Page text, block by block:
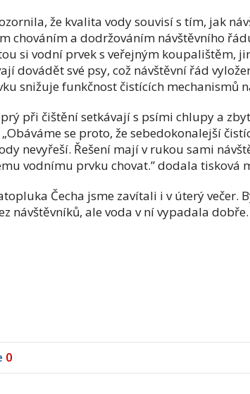
že kvalita vody souvisí s tím, jak
chováním a dodržováním návštěvního
si vodní prvek s veřejným koupalištěm,
dovádět své psy, což návštěvní řád
snižuje funkčnost čistících mechanismů
při čištění setkávají s psími chlupy a
se proto, že sebedokonalejší
nevyřeší. Řešení mají v rukou sami
vodnímu prvku chovat.” dodala tisková
Čecha jsme zavítali i v úterý večer.
návštěvníků, ale voda v ní vypadala
0